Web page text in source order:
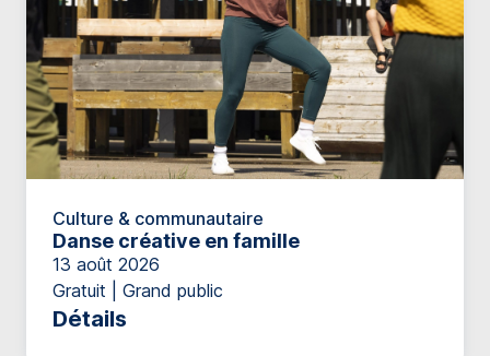
Culture & communautaire
Danse créative en famille
13 août 2026
Gratuit | Grand public
Détails